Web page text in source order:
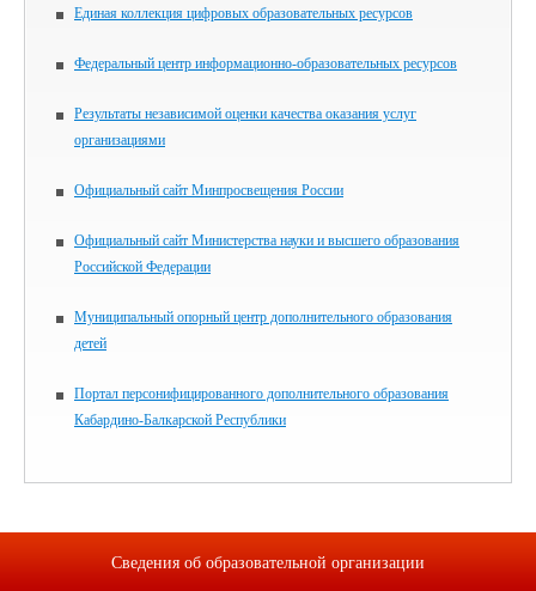
Единая коллекция цифровых образовательных ресурсов
Федеральный центр информационно-образовательных ресурсов
Результаты независимой оценки качества оказания услуг
организациями
Официальный сайт Минпросвещения России
Официальный сайт Министерства науки и высшего образования
Российской Федерации
Муниципальный опорный центр дополнительного образования
детей
Портал персонифицированного дополнительного образования
Кабардино-Балкарской Республики
Сведения об образовательной организации